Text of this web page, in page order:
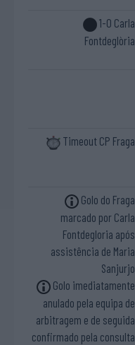
1-0 Carla
Fontdeglòria
Timeout CP Fraga
Golo do Fraga
marcado por Carla
Fontdegloria após
assistência de Maria
Sanjurjo
Golo imediatamente
anulado pela equipa de
arbitragem e de seguida
confirmado pela consulta